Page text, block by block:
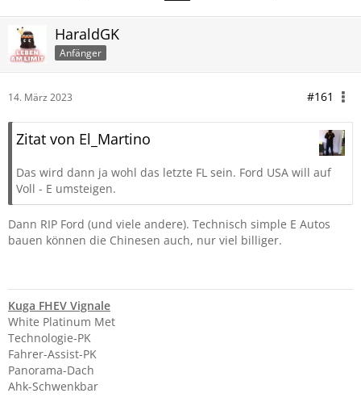
HaraldGK
Anfänger
14. März 2023 #161
Zitat von El_Martino
Das wird dann ja wohl das letzte FL sein. Ford USA will auf
Voll - E umsteigen.
Dann RIP Ford (und viele andere). Technisch simple E Autos
bauen können die Chinesen auch, nur viel billiger.
Kuga FHEV Vignale
White Platinum Met
Technologie-PK
Fahrer-Assist-PK
Panorama-Dach
Ahk-Schwenkbar